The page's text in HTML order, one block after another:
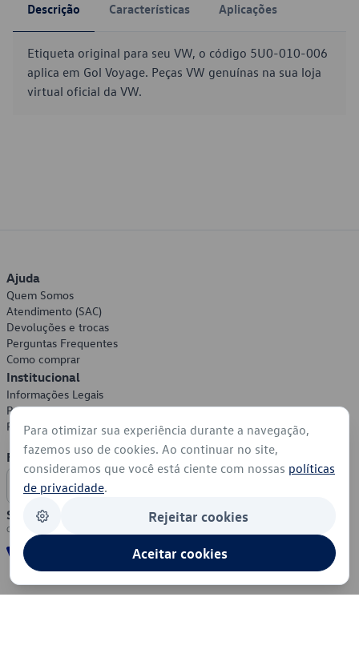
Descrição Características Aplicações
Etiqueta original para seu VW, o código 5U0-010-006
aplica em Gol Voyage. Peças VW genuínas na sua loja
virtual oficial da VW.
Ajuda
Quem Somos
Atendimento (SAC)
Devoluções e trocas
Perguntas Frequentes
Como comprar
Institucional
Informações Legais
Política de Privacidade
Política de Cookies
Formas de Pagamento
Segurança
Para otimizar sua experiência durante a navegação,
fazemos uso de cookies. Ao continuar no site,
consideramos que você está ciente com nossas políticas
de privacidade.
Rejeitar cookies
Aceitar cookies